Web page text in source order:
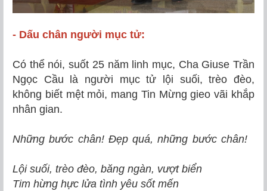
- Dấu chân người mục tử:
Có thể nói, suốt 25 năm linh mục, Cha Giuse Trần
Ngọc Cầu là người mục tử lội suối, trèo đèo,
không biết mệt mỏi, mang Tin Mừng gieo vãi khắp
nhân gian.
Những bước chân! Đẹp quá, những bước chân!
Lội suối, trèo đèo, băng ngàn, vượt biển
Tim hừng hực lửa tình yêu sốt mến